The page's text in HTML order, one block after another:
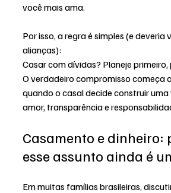
você mais ama.
Por isso, a regra é simples (e deveria
alianças):
Casar com dívidas? Planeje
O verdadeiro compromisso começa
quando o casal decide construir
amor, transparência e
Casamento e dinheiro:
esse assunto ainda é
Em muitas famílias brasileiras,